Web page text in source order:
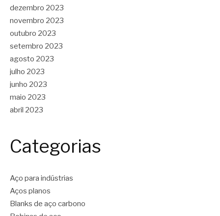
dezembro 2023
novembro 2023
outubro 2023
setembro 2023
agosto 2023
julho 2023
junho 2023
maio 2023
abril 2023
Categorias
Aço para indústrias
Aços planos
Blanks de aço carbono